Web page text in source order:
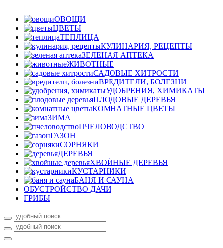
ОВОЩИ
ЦВЕТЫ
ТЕПЛИЦА
КУЛИНАРИЯ, РЕЦЕПТЫ
ЗЕЛЕНАЯ АПТЕКА
ЖИВОТНЫЕ
САДОВЫЕ ХИТРОСТИ
ВРЕДИТЕЛИ, БОЛЕЗНИ
УДОБРЕНИЯ, ХИМИКАТЫ
ПЛОДОВЫЕ ДЕРЕВЬЯ
КОМНАТНЫЕ ЦВЕТЫ
ЗИМА
ПЧЕЛОВОДСТВО
ГАЗОН
СОРНЯКИ
ДЕРЕВЬЯ
ХВОЙНЫЕ ДЕРЕВЬЯ
КУСТАРНИКИ
БАНЯ И САУНА
ОБУСТРОЙСТВО ДАЧИ
ГРИБЫ